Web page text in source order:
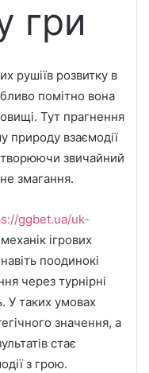
гри
рушіїв розвитку в
помітно вона
Тут прагнення
природу взаємодії
звичайний
змагання.
ggbet.ua/uk-
ігрових
поодинокі
через турнірні
У таких умовах
значення, а
стає
з грою.